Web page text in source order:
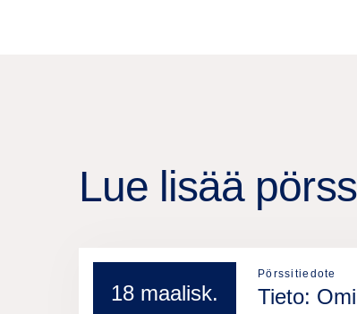
Lue lisää
18 maalisk.
Pörssitiedote
Tieto: